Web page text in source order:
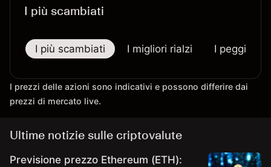
I più scambiati
I più scambiati I migliori rialzi I peggiori
I prezzi delle azioni sono indicativi e possono differire dai
prezzi di mercato live.
Ultime notizie sulle criptovalute
Previsione prezzo Ethereum (ETH):